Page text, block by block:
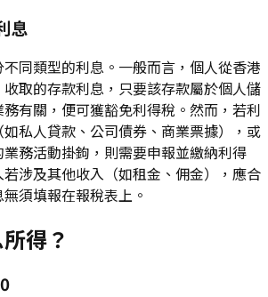
息
同類型的利息。一般而言，個人從香港
取的存款利息，只要該存款屬於個人儲
有關，便可獲豁免利得稅。然而，若利
私人貸款、公司債券、商業票據），或
務活動掛鉤，則需要申報並繳納利得
涉及其他收入（如租金、佣金），應合
須填報在報稅表上。
得？